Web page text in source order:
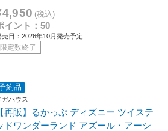
(税込)
イント：50
売日：2026年10月発売予定
限定数終了
約品
ガハウス
【再販】るかっぷ ディズニー ツイステ
ドワンダーランド アズール・アーシ